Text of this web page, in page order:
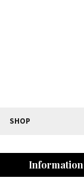
SHOP
Information